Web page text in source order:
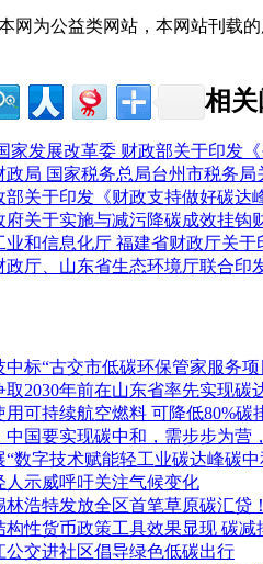
本网为公益类网站，本网站刊载
相
家发展改革委 财政部关于印发
政局 国家税务总局台州市税务
部关于印发《财政支持做好碳达
府关于实施与减污降碳成效挂钩
业和信息化厅 福建省财政厅关
政厅、山东省生态环境厅联合印
中标“古交市低碳环保管家服务项
取2030年前在山东省率先实现碳
用可持续航空燃料 可降低80%碳
中国要实现碳中和，需步步为营
“数字技术赋能轻工业碳达峰碳中
人示威呼吁关注气候变化
林浩特发放全区首笔草原碳汇贷！
构性货币政策工具效果显现 碳减
公交进社区倡导绿色低碳出行